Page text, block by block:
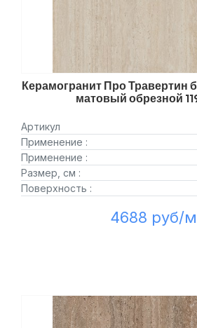
Керамогранит Про Травертин
матовый обрезной
Артикул
Применение :
Применение :
Размер, см :
Поверхность :
4688 руб/м